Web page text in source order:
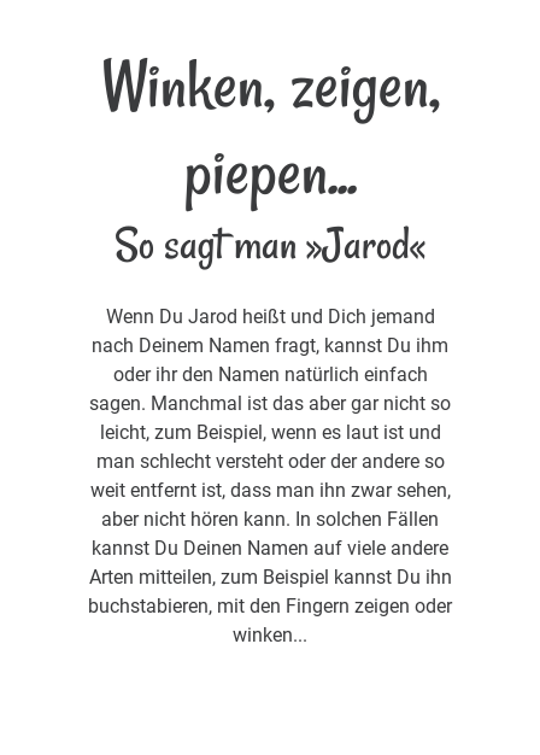
Winken, zeigen,
piepen...
So sagt man »Jarod«
Wenn Du Jarod heißt und Dich jemand
nach Deinem Namen fragt, kannst Du ihm
oder ihr den Namen natürlich einfach
sagen. Manchmal ist das aber gar nicht so
leicht, zum Beispiel, wenn es laut ist und
man schlecht versteht oder der andere so
weit entfernt ist, dass man ihn zwar sehen,
aber nicht hören kann. In solchen Fällen
kannst Du Deinen Namen auf viele andere
Arten mitteilen, zum Beispiel kannst Du ihn
buchstabieren, mit den Fingern zeigen oder
winken...